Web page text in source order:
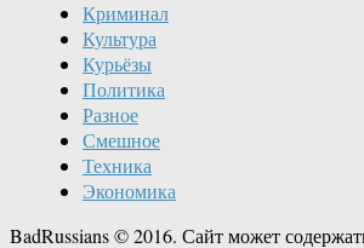
Криминал
Культура
Курьёзы
Политика
Разное
Смешное
Техника
Экономика
BadRussians © 2016. Сайт может